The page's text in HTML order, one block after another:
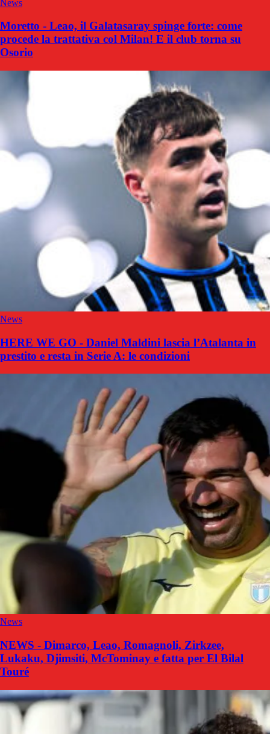
News
Moretto - Leao, il Galatasaray spinge forte: come
procede la trattativa col Milan! E il club torna su
Osorio
News
HERE WE GO - Daniel Maldini lascia l’Atalanta in
prestito e resta in Serie A: le condizioni
News
NEWS - Dimarco, Leao, Romagnoli, Zirkzee,
Lukaku, Djimsiti, McTominay e fatta per El Bilal
Touré